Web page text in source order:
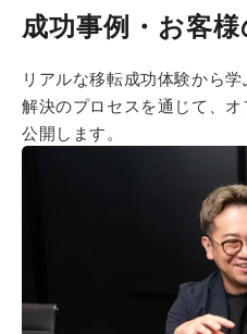
成功事例・お客
リアルな移転成功体験から学
解決のプロセスを通じて、
公開します。